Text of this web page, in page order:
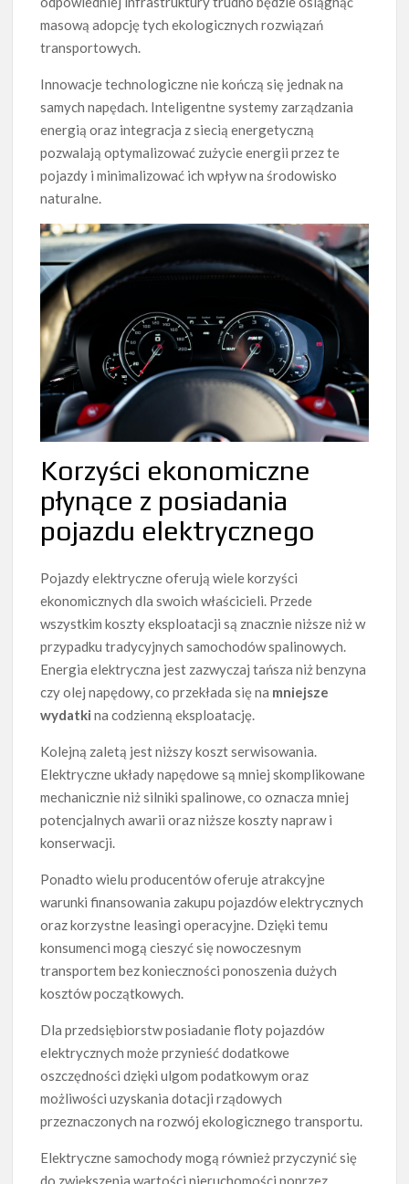
masową adopcję tych ekologicznych rozwiązań
transportowych.
Innowacje technologiczne nie kończą się jednak na
samych napędach. Inteligentne systemy zarządzania
energią oraz integracja z siecią energetyczną
pozwalają optymalizować zużycie energii przez te
pojazdy i minimalizować ich wpływ na środowisko
naturalne.
Korzyści ekonomiczne
płynące z posiadania
pojazdu elektrycznego
Pojazdy elektryczne oferują wiele korzyści
ekonomicznych dla swoich właścicieli. Przede
wszystkim koszty eksploatacji są znacznie niższe niż w
przypadku tradycyjnych samochodów spalinowych.
Energia elektryczna jest zazwyczaj tańsza niż benzyna
czy olej napędowy, co przekłada się na mniejsze
wydatki na codzienną eksploatację.
Kolejną zaletą jest niższy koszt serwisowania.
Elektryczne układy napędowe są mniej skomplikowane
mechanicznie niż silniki spalinowe, co oznacza mniej
potencjalnych awarii oraz niższe koszty napraw i
konserwacji.
Ponadto wielu producentów oferuje atrakcyjne
warunki finansowania zakupu pojazdów elektrycznych
oraz korzystne leasingi operacyjne. Dzięki temu
konsumenci mogą cieszyć się nowoczesnym
transportem bez konieczności ponoszenia dużych
kosztów początkowych.
Dla przedsiębiorstw posiadanie floty pojazdów
elektrycznych może przynieść dodatkowe
oszczędności dzięki ulgom podatkowym oraz
możliwości uzyskania dotacji rządowych
przeznaczonych na rozwój ekologicznego transportu.
Elektryczne samochody mogą również przyczynić się
do zwiększenia wartości nieruchomości poprzez